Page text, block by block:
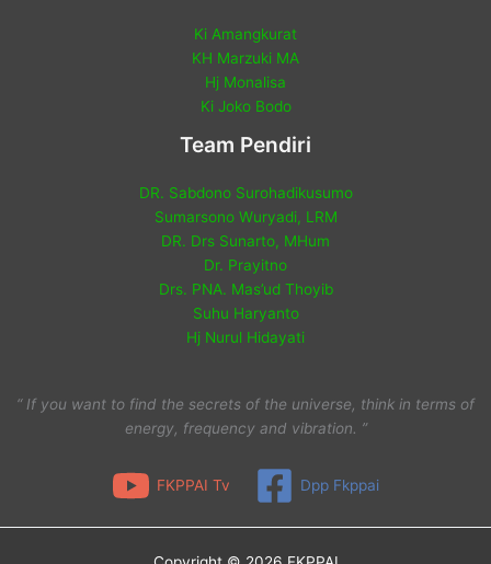
Ki Amangkurat
KH Marzuki MA
Hj Monalisa
Ki Joko Bodo
Team Pendiri
DR. Sabdono Surohadikusumo
Sumarsono Wuryadi, LRM
DR. Drs Sunarto, MHum
Dr. Prayitno
Drs. PNA. Mas’ud Thoyib
Suhu Haryanto
Hj Nurul Hidayati
“ If you want to find the secrets of the universe, think in terms of
energy, frequency and vibration. ”
FKPPAI Tv Dpp Fkppai